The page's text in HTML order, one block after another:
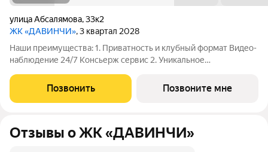
улица Абсалямова,33к2
ЖК «ДАВИНЧИ», 3 квартал 2028
Наши преимущества: 1. Приватность и клубный формат Видео-
наблюдение 24/7 Консьерж сервис 2. Уникальное
этаже Библиотека Спортивная зона Детский уголок 3.
Комфортный паркинг Закрытый паркинг на 1
Позвонить Позвоните мне
Отзывы о ЖК «ДАВИНЧИ»